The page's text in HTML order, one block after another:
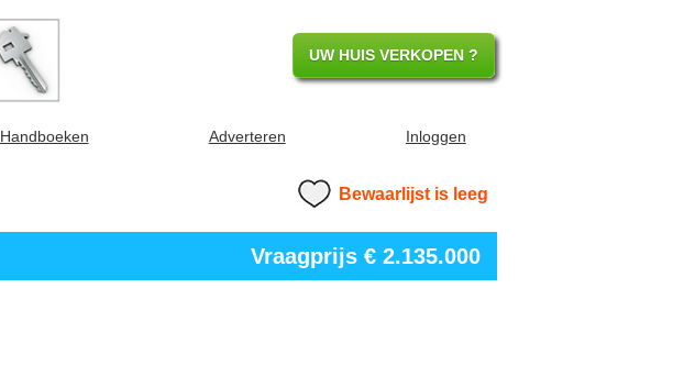
UW HUIS VERKOPEN ?
Handboeken Adverteren Inloggen
Bewaarlijst is leeg
Vraagprijs € 2.135.000